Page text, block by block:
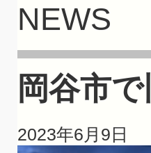
NEWS
岡谷市
2023年6月9日